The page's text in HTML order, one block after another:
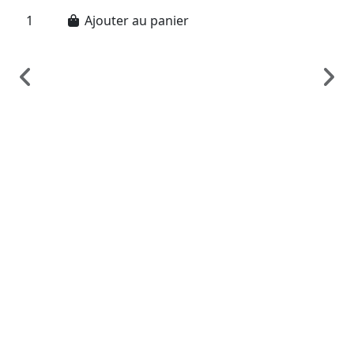
Ajouter au panier